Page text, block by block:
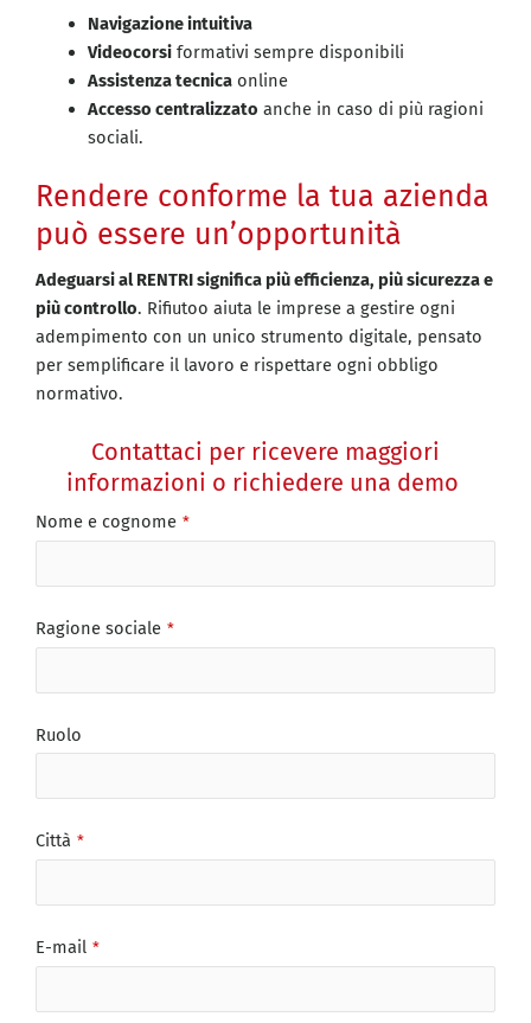
Navigazione intuitiva
Videocorsiformativi sempre disponibili
Assistenza tecnicaonline
Accesso centralizzato anche in caso di più ragioni
sociali.
Rendere conforme la tua azienda
può essere un’opportunità
Adeguarsi al RENTRI significa più efficienza, più sicurezza e
più controllo. Rifiutoo aiuta le imprese a gestire ogni
adempimento con un unico strumento digitale, pensato
per semplificare il lavoro e rispettare ogni obbligo
normativo.
Contattaci per ricevere maggiori
informazioni o richiedere una demo
Nome e cognome *
Ragione sociale *
Ruolo
Città *
E-mail *